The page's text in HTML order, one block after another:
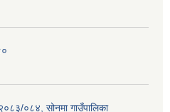
०८४, सोनमा गाउँपालिका